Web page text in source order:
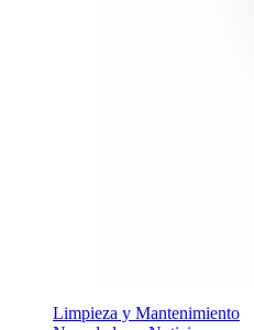
Limpieza y Mantenimiento